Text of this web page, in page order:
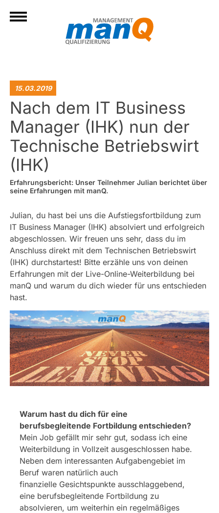
15.03.2019
Nach dem IT Business
Manager (IHK) nun der
Technische Betriebswirt
(IHK)
Erfahrungsbericht: Unser Teilnehmer Julian berichtet über
seine Erfahrungen mit manQ.
Julian, du hast bei uns die Aufstiegsfortbildung zum
IT Business Manager (IHK) absolviert und erfolgreich
abgeschlossen. Wir freuen uns sehr, dass du im
Anschluss direkt mit dem Technischen Betriebswirt
(IHK) durchstartest! Bitte erzähle uns von deinen
Erfahrungen mit der Live-Online-Weiterbildung bei
manQ und warum du dich wieder für uns entschieden
hast.
Warum hast du dich für eine
berufsbegleitende Fortbildung entschieden?
Mein Job gefällt mir sehr gut, sodass ich eine
Weiterbildung in Vollzeit ausgeschlossen habe.
Neben dem interessanten Aufgabengebiet im
Beruf waren natürlich auch
finanzielle Gesichtspunkte ausschlaggebend,
eine berufsbegleitende Fortbildung zu
absolvieren, um weiterhin ein regelmäßiges